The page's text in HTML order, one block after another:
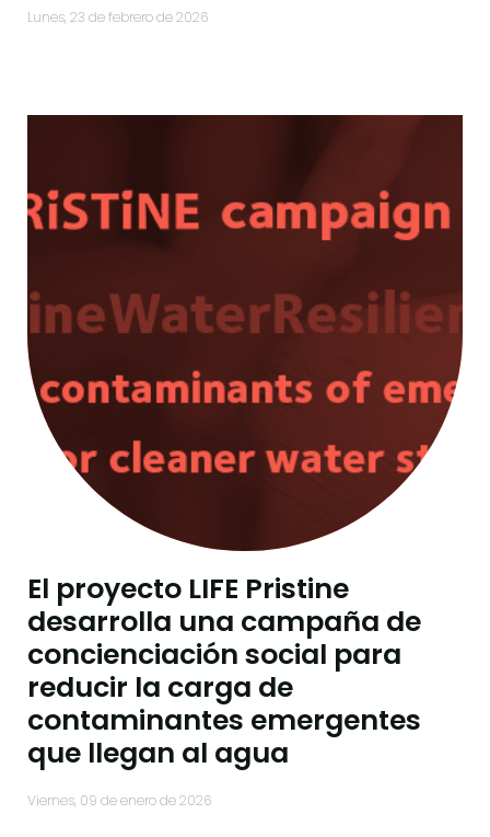
lunes, 23 de febrero de 2026
El proyecto LIFE Pristine
desarrolla una campaña de
concienciación social para
reducir la carga de
contaminantes emergentes
que llegan al agua
viernes, 09 de enero de 2026